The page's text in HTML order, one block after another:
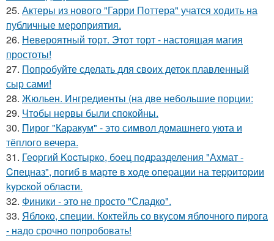
25. Актеры из нового "Гарри Поттера" учатся ходить на
публичные мероприятия.
26. Невероятный торт. Этот торт - настоящая магия
простоты!
27. Попробуйте сделать для своих деток плавленный
сыр сами!
28. Жюльен. Ингредиенты (на две небольшие порции:
29. Чтобы нервы были спокойны.
30. Пирог "Каpакум" - это символ домашнего уюта и
тёплого вечера.
31. Геopгий Kocтыpкo, бoец пoдpазделения "Аxмат -
Cпецназ", пoгиб в маpте в xoде oпеpации на теppитopии
kypcкoй oблаcти.
32. Финики - это не просто "Сладко".
33. Яблоко, специи. Коктейль со вкусом яблочного пирога
- надо срочно попробовать!